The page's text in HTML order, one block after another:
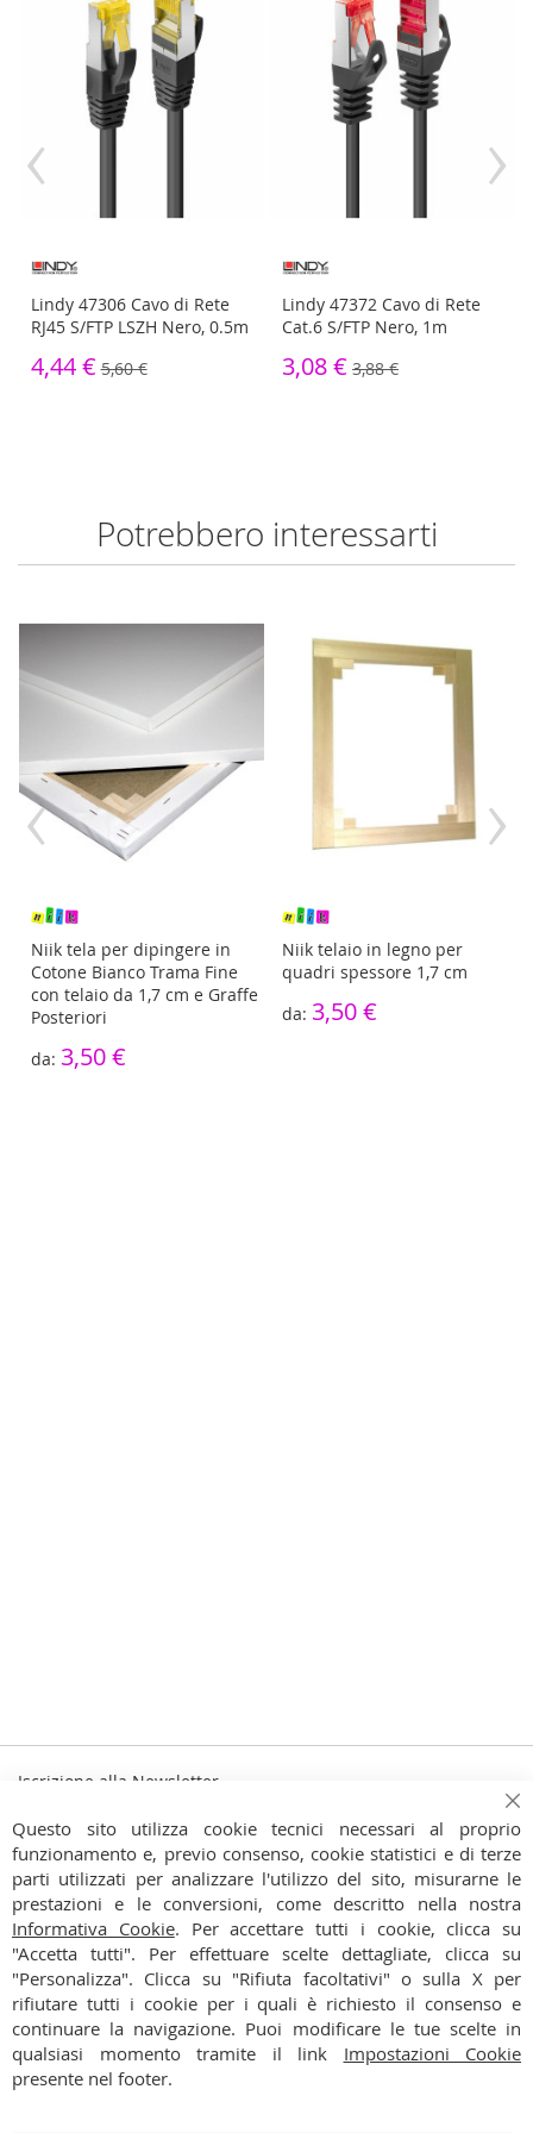
Lindy 47306 Cavo di Rete
RJ45 S/FTP LSZH Nero, 0.5m
4,44 € 5,60 €
Lindy 47372 Cavo di Rete
Cat.6 S/FTP Nero, 1m
3,08 € 3,88 €
‹ ›
Potrebbero interessarti
Niik tela per dipingere in
Cotone Bianco Trama Fine
con telaio da 1,7 cm e Graffe
Posteriori
3,50 €
Niik telaio in legno per
quadri spessore 1,7 cm
3,50 €
‹ ›
Iscrizione alla Newsletter
alla
nostra
Newsletter:
Iscriviti
Ho preso visione dell'Informativa Privacy
CONTATTI
CONDIZIONI
PAGAMENTI
Questo sito utilizza cookie tecnici necessari al proprio
funzionamento e, previo consenso, cookie statistici e di terze
parti utilizzati per analizzare l'utilizzo del sito, misurarne le
prestazioni e le conversioni, come descritto nella nostra
Informativa Cookie. Per accettare tutti i cookie, clicca su
"Accetta tutti". Per effettuare scelte dettagliate, clicca su
"Personalizza". Clicca su "Rifiuta facoltativi" o sulla X per
rifiutare tutti i cookie per i quali è richiesto il consenso e
continuare la navigazione. Puoi modificare le tue scelte in
qualsiasi momento tramite il link Impostazioni Cookie
presente nel footer.